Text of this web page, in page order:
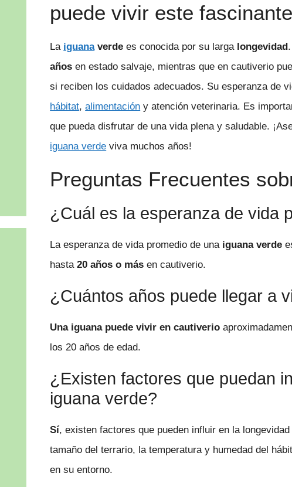
puede vivir este
La iguanaverde es conocida por su larga longevidad
años en estado salvaje, mientras que en cautiverio
si reciben los cuidados adecuados. Su esperanza de
hábitat,alimentación y atención veterinaria. Es
que pueda disfrutar de una vida plena y saludable.
iguana verde viva muchos años!
Preguntas Frecuentes
¿Cuál es la esperanza de vida
La esperanza de vida promedio de una iguana verde
hasta20 años o más en cautiverio.
¿Cuántos años puede llegar a
Una iguana puede vivir en cautiverio
los 20 años de edad.
¿Existen factores que puedan
iguana verde?
Sí, existen factores que pueden influir en la longevidad
tamaño del terrario, la temperatura y humedad del
en su entorno.